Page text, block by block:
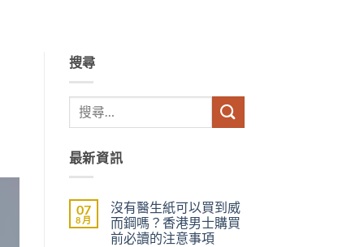
搜尋
最新資訊
07
8 月
沒有醫生紙可以買到威
而鋼嗎？香港男士購買
前必讀的注意事項